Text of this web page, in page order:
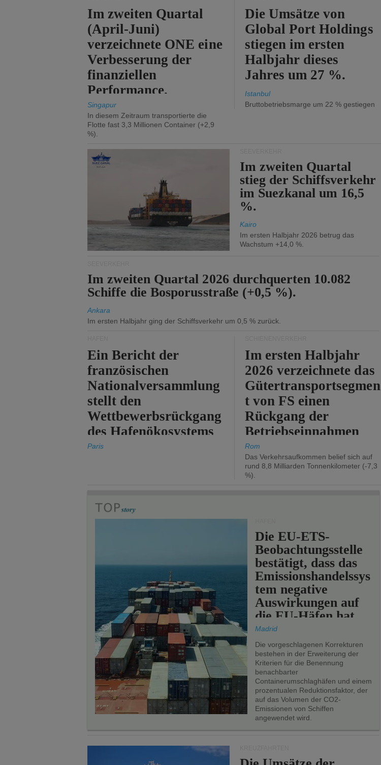
Im zweiten Quartal
(April-Juni)
verzeichnete ONE eine
Verbesserung der
finanziellen
Performance.
Singapur
In diesem Zeitraum transportierte die
Flotte fast 3,3 Millionen Container (+2,9
%).
Die Umsätze von
Global Port Holdings
stiegen im ersten
Halbjahr dieses
Jahres um 27 %.
Istanbul
Bruttobetriebsmarge um 22 % gestiegen
Im zweiten Quartal
stieg der Schiffsverkehr
im Suezkanal um 16,5
%.
Kairo
Im ersten Halbjahr 2026 betrug das
Wachstum +14,0 %.
Im zweiten Quartal 2026 durchquerten 10.082
Schiffe die Bosporusstraße (+0,5 %).
Ankara
Im ersten Halbjahr ging der Schiffsverkehr um 0,5 % zurück.
Ein Bericht der
französischen
Nationalversammlung
stellt den
Wettbewerbsrückgang
des Hafenökosystems
des Staates fest.
Paris
Im ersten Halbjahr
2026 verzeichnete das
Gütertransportsegmen
t von FS einen
Rückgang der
Betriebseinnahmen
um 2,7 %.
Rom
Das Verkehrsaufkommen belief sich auf
rund 8,8 Milliarden Tonnenkilometer (-7,3
%).
Die EU-ETS-
Beobachtungsstelle
bestätigt, dass das
Emissionshandelssys
tem negative
Auswirkungen auf
die EU-Häfen hat.
Madrid
Die vorgeschlagenen Korrekturen
bestehen in der Erweiterung der
Kriterien für die Benennung
benachbarter
Containerumschlaghäfen und einem
prozentualen Reduktionsfaktor, der
auf das Volumen der CO2-
Emissionen von Schiffen
angewendet wird.